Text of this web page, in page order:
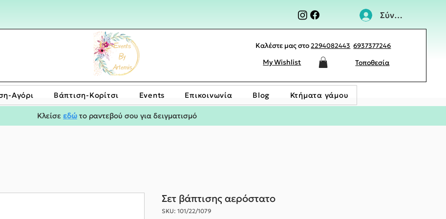
Σύνδεση
Καλέστε μας στο2294082443 6937377246
My Wishlist Τοποθεσία
Αγόρι Bάπτιση-Κορίτσι Events Επικοινωνία Blog Κτήματα γάμου
Κλείσε εδώ το ραντεβού σου για δειγματισμό
Σετ βάπτισης αερόστατο
SKU: 101/22/1079